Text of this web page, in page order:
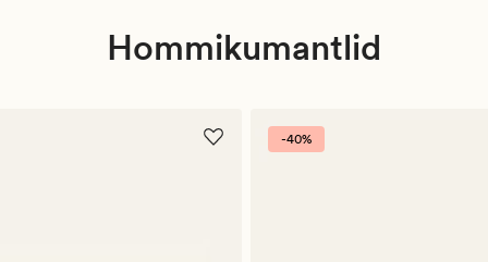
Hommikumantlid
-40%